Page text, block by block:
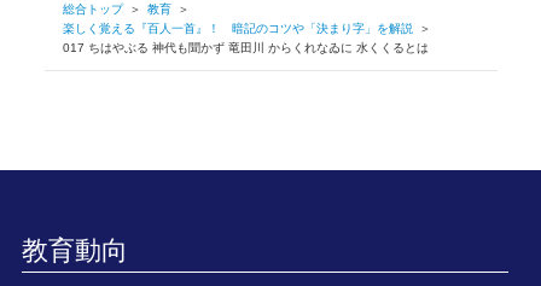
総合トップ ＞ 教育
＞
楽しく覚える『百人一首』！ 暗記のコツや「決まり字」を解説
＞
017 ちはやぶる 神代も聞かず 竜田川 からくれなゐに 水くくるとは
教育動向